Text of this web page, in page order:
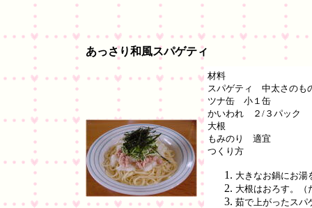
あっさり和風スパゲティ
材料
スパゲティ 中太さの
ツナ缶 小１缶
かいわれ ２/３パック
大根
もみのり 適宜
つくり方
大きなお鍋にお湯
大根はおろす。
茹で上がったスパ